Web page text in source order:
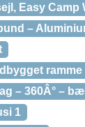
Easy Camp
–
ramme
– 360Â° –
1